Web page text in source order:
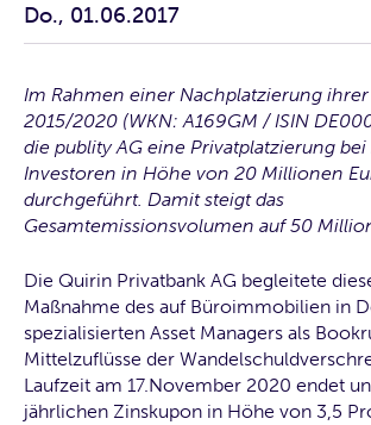
Do., 01.06.2017
Im Rahmen einer Nachplatzierung
2015/2020 (WKN: A169GM / ISIN
die publity AG eine Privatplatzierung
Investoren in Höhe von 20 Millionen
durchgeführt. Damit steigt das
Gesamtemissionsvolumen auf 50
Die Quirin Privatbank AG begleitete
Maßnahme des auf Büroimmobilien in
spezialisierten Asset Managers als
Mittelzuflüsse der
Laufzeit am 17.November 2020 endet
jährlichen Zins­kupon in Höhe von 3,5